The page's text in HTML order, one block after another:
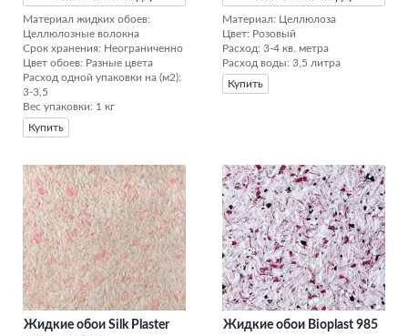
Материал жидких обоев:
Целлюлозные волокна
Срок хранения: Неограниченно
Цвет обоев: Разные цвета
Расход одной упаковки на (м2):
3-3,5
Вес упаковки: 1 кг
Купить
Материал: Целлюлоза
Цвет: Розовый
Расход: 3-4 кв. метра
Расход воды: 3,5 литра
Купить
Жидкие обои Silk Plaster
Жидкие обои Bioplast 985